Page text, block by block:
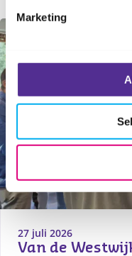
Marketing
27 juli 2026
Van de